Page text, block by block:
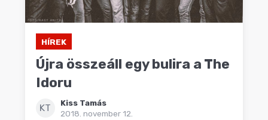
HÍREK
Újra összeáll egy bulira a The
Idoru
KT
Kiss Tamás
2018. november 12.